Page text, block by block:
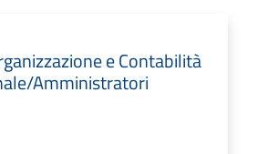
e Contabilità
Amministratori